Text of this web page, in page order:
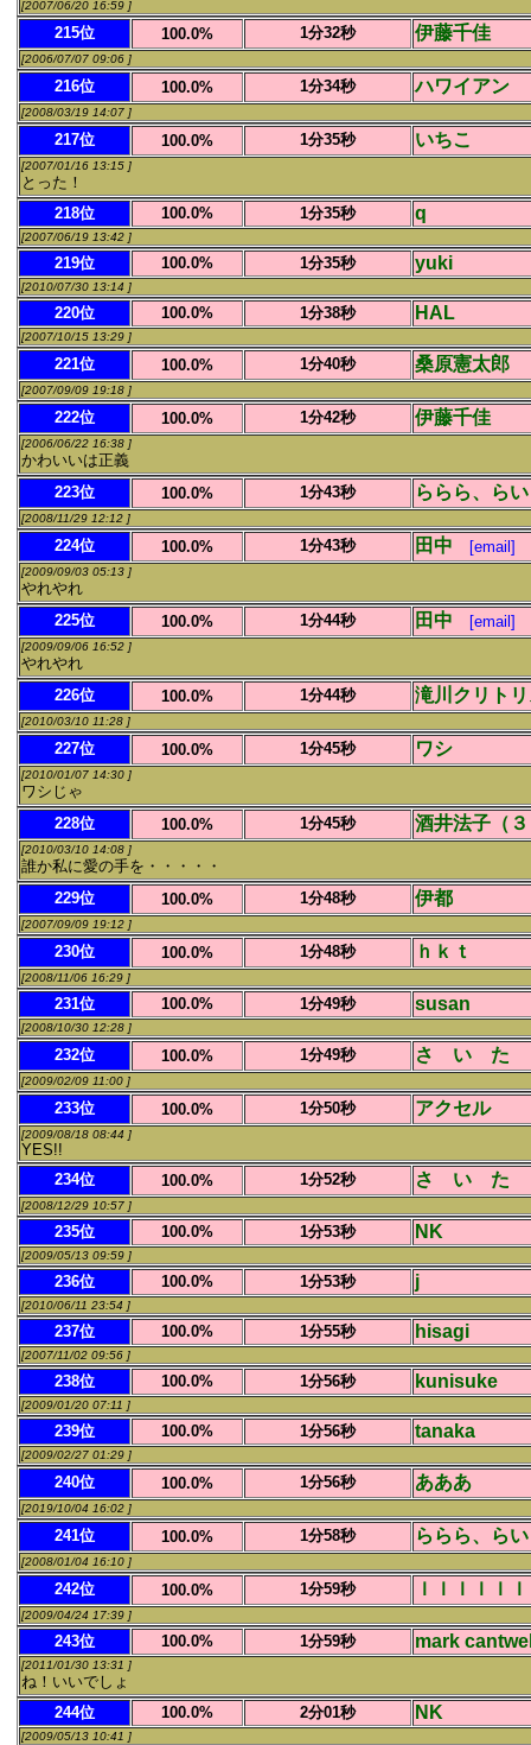
[2007/06/20 16:59 ]
215位 100.0% 1分32秒 伊藤千佳
[2006/07/07 09:06 ]
216位 100.0% 1分34秒 ハワイアン
[2008/03/19 14:07 ]
217位 100.0% 1分35秒 いちこ
[2007/01/16 13:15 ]
とった！
218位
100.0% 1分35秒 q
[2007/06/19 13:42 ]
219位 100.0% 1分35秒 yuki
[2010/07/30 13:14 ]
220位 100.0% 1分38秒 HAL
[2007/10/15 13:29 ]
221位 100.0% 1分40秒 桑原憲太郎
[2007/09/09 19:18 ]
222位 100.0% 1分42秒 伊藤千佳
[2006/06/22 16:38 ]
かわいいは正義
223位
100.0% 1分43秒 ららら、らい
[2008/11/29 12:12 ]
224位 100.0% 1分43秒 田中 [email]
[2009/09/03 05:13 ]
やれやれ
225位
100.0% 1分44秒 田中 [email]
[2009/09/06 16:52 ]
やれやれ
226位
100.0% 1分44秒 滝川クリト
[2010/03/10 11:28 ]
227位 100.0% 1分45秒 ワシ
[2010/01/07 14:30 ]
ワシじゃ
228位
100.0% 1分45秒 酒井法子（
[2010/03/10 14:08 ]
誰か私に愛の手を・・・・・
229位
100.0% 1分48秒 伊都
[2007/09/09 19:12 ]
230位 100.0% 1分48秒 ｈｋｔ
[2008/11/06 16:29 ]
231位 100.0% 1分49秒 susan
[2008/10/30 12:28 ]
232位 100.0% 1分49秒 さ い た
[2009/02/09 11:00 ]
233位 100.0% 1分50秒 アクセル
[2009/08/18 08:44 ]
YES!!
234位
100.0% 1分52秒 さ い た
[2008/12/29 10:57 ]
235位 100.0% 1分53秒 NK
[2009/05/13 09:59 ]
236位 100.0% 1分53秒 j
[2010/06/11 23:54 ]
237位 100.0% 1分55秒 hisagi
[2007/11/02 09:56 ]
238位 100.0% 1分56秒 kunisuke
[2009/01/20 07:11 ]
239位 100.0% 1分56秒 tanaka
[2009/02/27 01:29 ]
240位 100.0% 1分56秒 あああ
[2019/10/04 16:02 ]
241位 100.0% 1分58秒 ららら、らい
[2008/01/04 16:10 ]
242位 100.0% 1分59秒 ｌｌｌｌｌ
[2009/04/24 17:39 ]
243位 100.0% 1分59秒 mark
[2011/01/30 13:31 ]
ね！いいでしょ
244位
100.0% 2分01秒 NK
[2009/05/13 10:41 ]